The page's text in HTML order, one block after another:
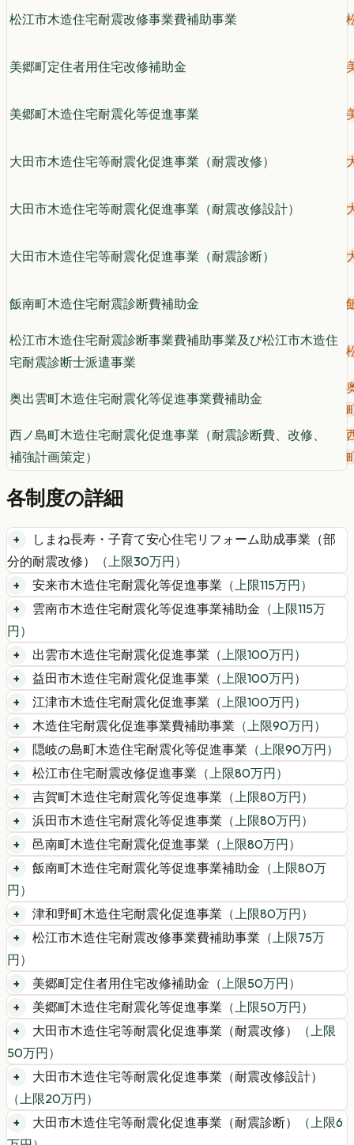
松江市木造住宅耐震改修事業費補助事業
美郷町定住者用住宅改修補助金
美郷町木造住宅耐震化等促進事業
大田市木造住宅等耐震化促進事業（耐震改修）
大田市木造住宅等耐震化促進事業（耐震改修設計）
大田市木造住宅等耐震化促進事業（耐震診断）
飯南町木造住宅耐震診断費補助金
松江市木造住宅耐震診断事業費補助事業及び松江市木造住
宅耐震診断士派遣事業
奥出雲町木造住宅耐震化等促進事業費補助金
西ノ島町木造住宅耐震化促進事業（耐震診断費、改修、
補強計画策定）
各制度の詳細
しまね長寿・子育て安心住宅リフォーム助成事業（部
分的耐震改修）
（上限30万円）
安来市木造住宅耐震化等促進事業 （上限115万円）
雲南市木造住宅耐震化等促進事業補助金 （上限115万
円）
出雲市木造住宅耐震化促進事業 （上限100万円）
益田市木造住宅耐震化促進事業 （上限100万円）
江津市木造住宅耐震化促進事業 （上限100万円）
木造住宅耐震化促進事業費補助事業 （上限90万円）
隠岐の島町木造住宅耐震化等促進事業 （上限90万円）
松江市住宅耐震改修促進事業 （上限80万円）
吉賀町木造住宅耐震化等促進事業 （上限80万円）
浜田市木造住宅耐震化等促進事業 （上限80万円）
邑南町木造住宅耐震化促進事業 （上限80万円）
飯南町木造住宅耐震化等促進事業補助金 （上限80万
円）
津和野町木造住宅耐震化促進事業 （上限80万円）
松江市木造住宅耐震改修事業費補助事業 （上限75万
円）
美郷町定住者用住宅改修補助金 （上限50万円）
美郷町木造住宅耐震化等促進事業 （上限50万円）
大田市木造住宅等耐震化促進事業（耐震改修）
（上限
50万円）
大田市木造住宅等耐震化促進事業（耐震改修設計）
（上限20万円）
大田市木造住宅等耐震化促進事業（耐震診断）
（上限6